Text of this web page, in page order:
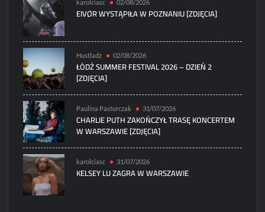
karolciasc 02/08/2026
EIVØR WYSTĄPIŁA W POZNANIU [ZDJĘCIA]
Hustladz 02/08/2026
ŁÓDŹ SUMMER FESTIVAL 2026 – DZIEŃ 2
[ZDJĘCIA]
Paulina Pasturczak 31/07/2026
CHARLIE PUTH ZAKOŃCZYŁ TRASĘ KONCERTEM
W WARSZAWIE [ZDJĘCIA]
karolciasc 31/07/2026
KELSEY LU ZAGRA W WARSZAWIE